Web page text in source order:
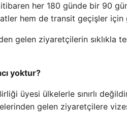
her 180 günde bir 90
hem de transit geçişler için
gelen ziyaretçilerin sıklıkla
yoktur?
üyesi ülkelerle sınırlı
gelen ziyaretçilere